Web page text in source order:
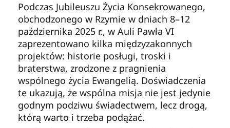
Podczas Jubileuszu Życia Konsekrowanego,
obchodzonego w Rzymie w dniach 8–12
października 2025 r., w Auli Pawła VI
zaprezentowano kilka międzyzakonnych
projektów: historie posługi, troski i
braterstwa, zrodzone z pragnienia
wspólnego życia Ewangelią. Doświadczenia
te ukazują, że wspólna misja nie jest jedynie
godnym podziwu świadectwem, lecz drogą,
którą warto i trzeba podążać.